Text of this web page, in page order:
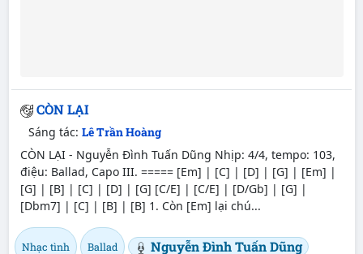
CÒN LẠI
Sáng tác: Lê Trần Hoàng
CÒN LẠI - Nguyễn Đình Tuấn Dũng Nhịp: 4/4, tempo: 103,
điệu: Ballad, Capo III. ===== [Em] | [C] | [D] | [G] | [Em] |
[G] | [B] | [C] | [D] | [G] [C/E] | [C/E] | [D/Gb] | [G] |
[Dbm7] | [C] | [B] | [B] 1. Còn [Em] lại chú...
Nhạc tình Ballad Nguyễn Đình Tuấn Dũng